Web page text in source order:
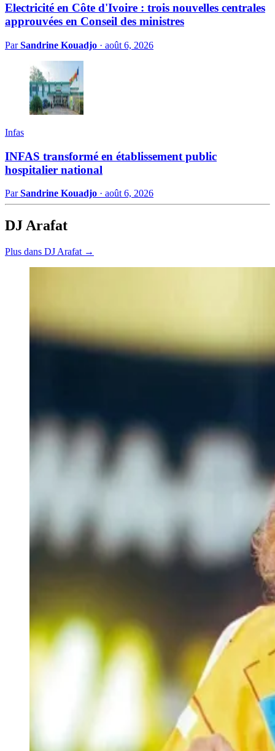
Electricité en Côte d'Ivoire : trois nouvelles centrales
approuvées en Conseil des ministres
ParSandrine Kouadjo · août 6, 2026
Infas
INFAS transformé en établissement public
hospitalier national
ParSandrine Kouadjo · août 6, 2026
DJ Arafat
Plus dans DJ Arafat →